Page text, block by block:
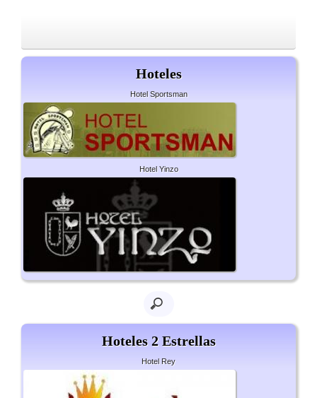
Hoteles
Hotel Sportsman
Hotel Yinzo
Hoteles 2 Estrellas
Hotel Rey